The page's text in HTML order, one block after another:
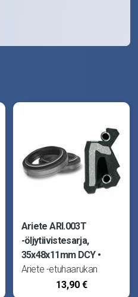
Ariete ARI.003T
-öljytiivistesarja,
35x48x11mm DCY
Ariete -etuhaarukan
öljytiivisteet (stefat) ovat
13,90 €